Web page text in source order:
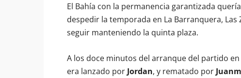
El Bahía con la permanencia garantizada
despedir la temporada en La Barranquera,
seguir manteniendo la quinta plaza.
A los doce minutos del arranque del partido
era lanzado por Jordan, y rematado por